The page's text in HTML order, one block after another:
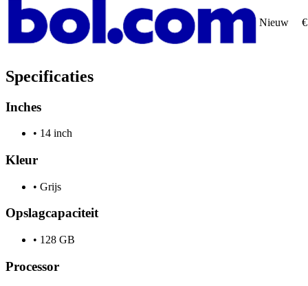
Nieuw
Specificaties
Inches
• 14 inch
Kleur
• Grijs
Opslagcapaciteit
• 128 GB
Processor